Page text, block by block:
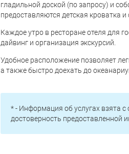
гладильной доской (по запросу) и
предоставляются детская кроватка и
Каждое утро в ресторане отеля для
дайвинг и организация экскурсий.
Удобное расположение позволяет
а также быстро доехать до
* - Информация об услугах взята
достоверность предоставленной